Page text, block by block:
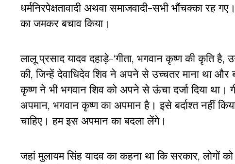
धर्मनिरपेक्षतावादी अथवा समाजवादी-सभी भौंचक्का रह
का जमकर बचाव किया।
लालू प्रसाद यादव दहाड़े-‘गीता, भगवान कृष्ण की कृति है,
की, जिन्हें देवाधिदेव शिव ने अपने से उच्चतर माना था और
कृष्ण ने भी भगवान शिव को अपने से ऊंचा दर्जा दिया था।
अपमान, भगवान कृष्ण का अपमान है। इसे बर्दाश्त नहीं
चाहिए। हम इस अपमान का बदला लेंगे।
जहां मुलायम सिंह यादव का कहना था कि सरकार, लोगों